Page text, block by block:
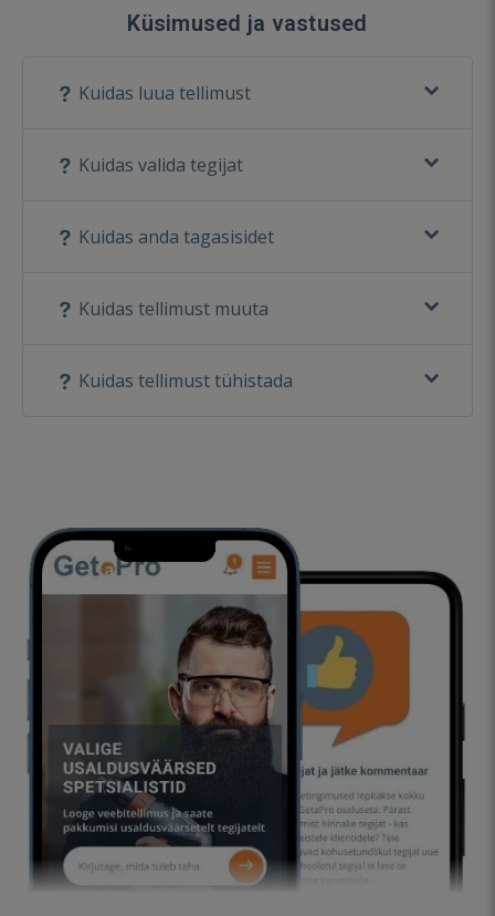
Küsimused ja vastused
Kuidas luua tellimust
Kuidas valida tegijat
Kuidas anda tagasisidet
Kuidas tellimust muuta
Kuidas tellimust tühistada